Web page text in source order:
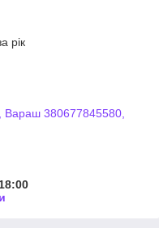
рік
Вараш 380677845580,